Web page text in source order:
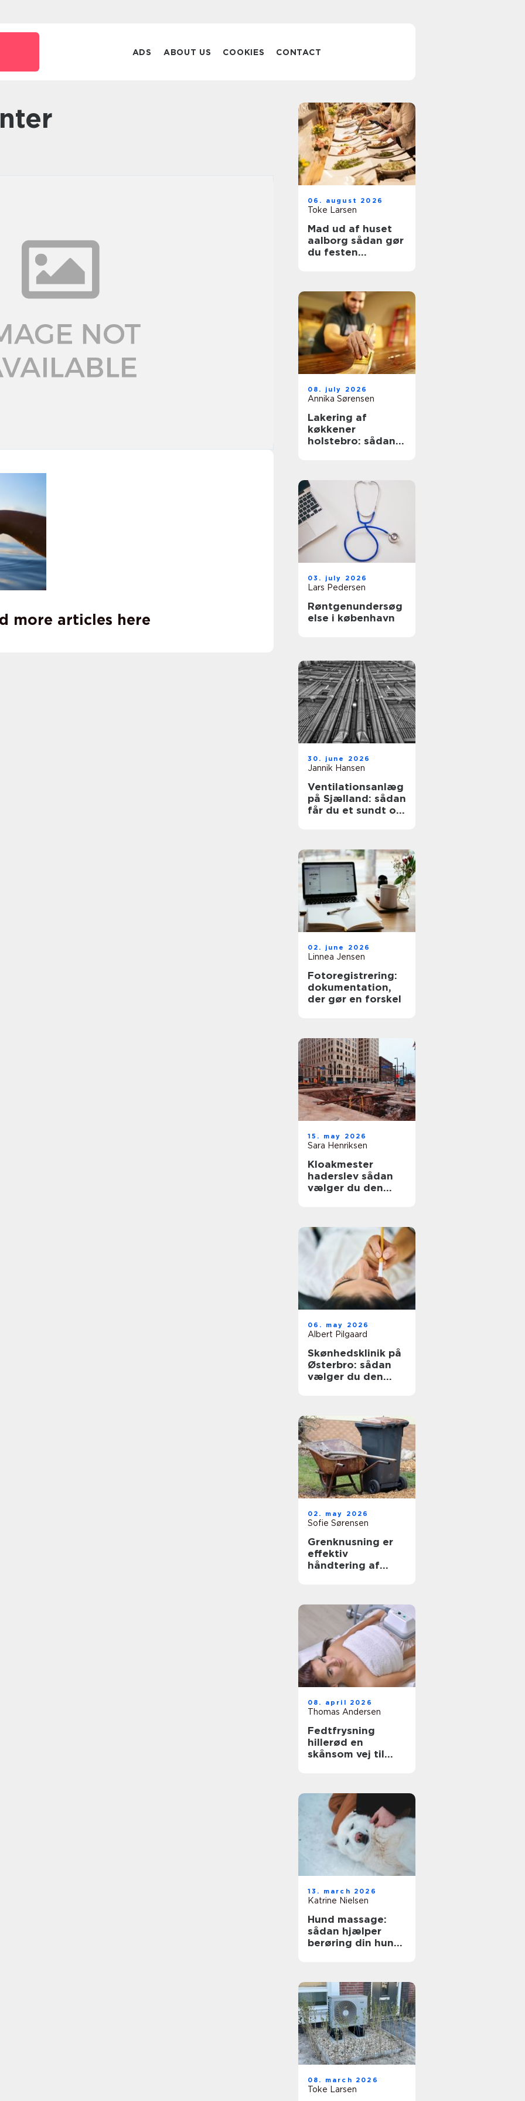
ADS ABOUT US COOKIES CONTACT
more articles here
06. august 2026
Toke Larsen
Mad ud af huset
aalborg sådan gør
du festen
08. july 2026
Annika Sørensen
Lakering af
køkkener
holstebro: sådan
03. july 2026
Lars Pedersen
Røntgenundersøg
else i københavn
30. june 2026
Jannik Hansen
Ventilationsanlæg
på Sjælland: sådan
får du et sundt og
02. june 2026
Linnea Jensen
Fotoregistrering:
dokumentation,
der gør en forskel
15. may 2026
Sara Henriksen
Kloakmester
haderslev sådan
vælger du den
06. may 2026
Albert Pilgaard
Skønhedsklinik på
Østerbro: sådan
vælger du den
02. may 2026
Sofie Sørensen
Grenknusning er
effektiv
håndtering af
08. april 2026
Thomas Andersen
Fedtfrysning
hillerød en
skånsom vej til
13. march 2026
Katrine Nielsen
Hund massage:
sådan hjælper
berøring din hund
08. march 2026
Toke Larsen